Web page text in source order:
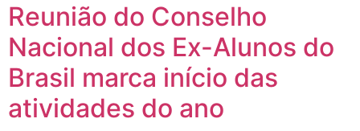
Reunião do Conselho
Nacional dos Ex-Alunos do
Brasil marca início das
atividades do ano